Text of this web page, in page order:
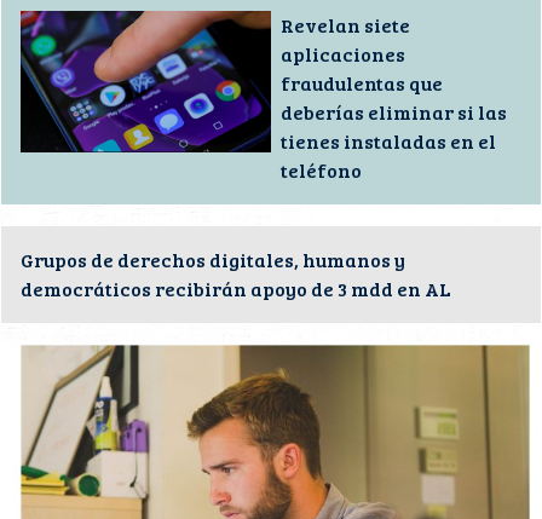
Revelan siete
aplicaciones
fraudulentas que
deberías eliminar si las
tienes instaladas en el
teléfono
Grupos de derechos digitales, humanos y
democráticos recibirán apoyo de 3 mdd en AL